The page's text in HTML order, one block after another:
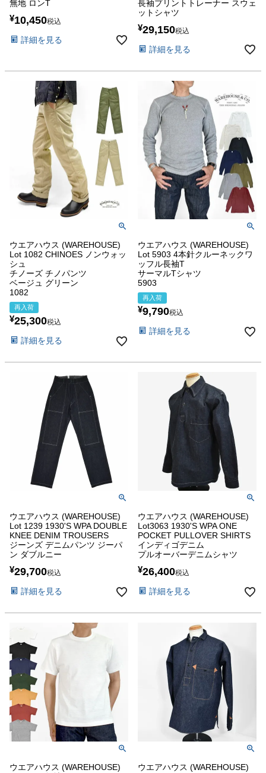
無地 ロンT
¥10,450税込
詳細を見る
長袖プリントトレーナー スウェ
ットシャツ
¥29,150税込
詳細を見る
ウエアハウス (WAREHOUSE)
Lot 1082 CHINOES ノンウォッ
シュ
チノーズ チノパンツ
ベージュ グリーン
1082
再入荷
¥25,300税込
詳細を見る
ウエアハウス (WAREHOUSE)
Lot 5903 4本針クルーネックワ
ッフル長袖T
サーマルTシャツ
5903
再入荷
¥9,790税込
詳細を見る
ウエアハウス (WAREHOUSE)
Lot 1239 1930'S WPA DOUBLE
KNEE DENIM TROUSERS
ジーンズ デニムパンツ ジーパ
ン ダブルニー
¥29,700税込
詳細を見る
ウエアハウス (WAREHOUSE)
Lot3063 1930'S WPA ONE
POCKET PULLOVER SHIRTS
インディゴデニム
プルオーバーデニムシャツ
¥26,400税込
詳細を見る
ウエアハウス (WAREHOUSE)
ウエアハウス (WAREHOUSE)